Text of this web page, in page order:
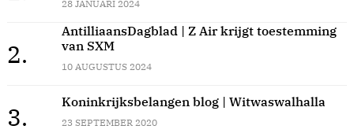
28 JANUARI 2024
2.
AntilliaansDagblad | Z Air krijgt toestemming
van SXM
10 AUGUSTUS 2024
3.
Koninkrijksbelangen blog | Witwaswalhalla
23 SEPTEMBER 2020